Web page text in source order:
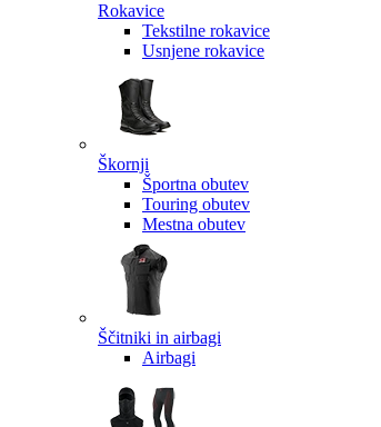
Rokavice
Tekstilne rokavice
Usnjene rokavice
Škornji
Športna obutev
Touring obutev
Mestna obutev
Ščitniki in airbagi
Airbagi